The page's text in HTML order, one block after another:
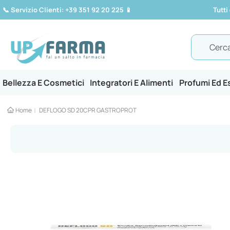
📞 Servizio Clienti: +39 351 92 20 225 📱 Tutti
Bellezza E Cosmetici Integratori E Alimenti Profumi Ed
Home DEFLOGO SD 20CPR GASTROPROT